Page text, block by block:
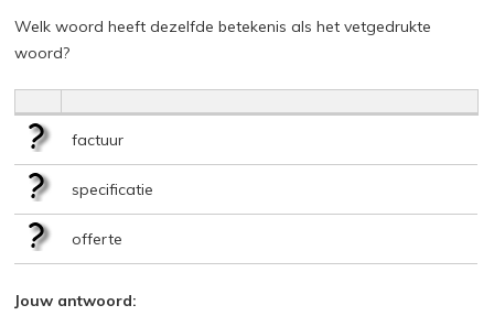
Welk woord heeft dezelfde betekenis als het vetgedrukte
woord?
factuur
specificatie
offerte
Jouw antwoord: